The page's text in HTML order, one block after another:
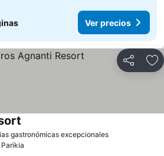
Ver precios
Compartir
gastronómicas excepcionales
Parikia